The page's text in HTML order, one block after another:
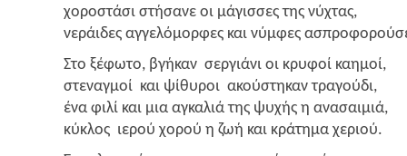
χορο­στά­σι στή­σα­νε οι μάγισ­σες της νύχτας,
νεράι­δες αγγε­λό­μορ­φες και νύμ­φες
Στο ξέφω­το, βγή­καν σερ­γιά­νι οι κρυ­φοί καη­μοί,
στε­ναγ­μοί και ψίθυ­ροι ακού­στη­καν τρα­γού­δι,
ένα φιλί και μια αγκα­λιά της ψυχής η ανα­σαι­μιά,
κύκλος ιερού χορού η ζωή και κρά­τη­μα χεριού.